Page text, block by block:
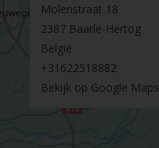
Molenstraat 18
2387 Baarle-Hertog
België
+31622518882
Bekijk op Google Maps